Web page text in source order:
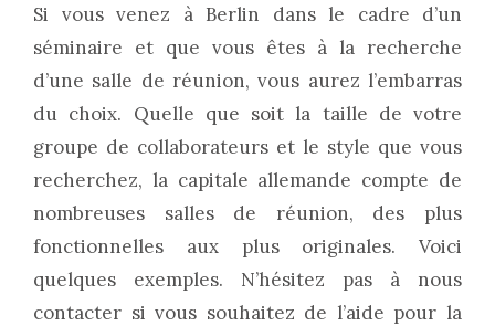
Si vous venez à Berlin dans le cadre d’un
séminaire et que vous êtes à la recherche
d’une salle de réunion, vous aurez l’embarras
du choix. Quelle que soit la taille de votre
groupe de collaborateurs et le style que vous
recherchez, la capitale allemande compte de
nombreuses salles de réunion, des plus
fonctionnelles aux plus originales. Voici
quelques exemples. N’hésitez pas à nous
contacter si vous souhaitez de l’aide pour la